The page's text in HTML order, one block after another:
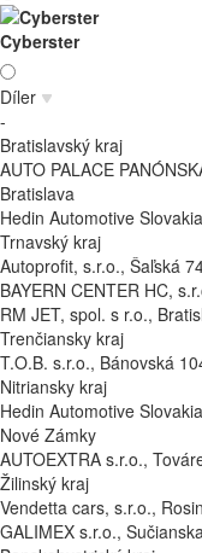
Cyberster
Díler
-
Bratislavský kraj
AUTO PALACE
Bratislava
Hedin Automotive
Trnavský kraj
Autoprofit, s.r.o., Šaľská
BAYERN CENTER HC,
RM JET, spol. s r.o.,
Trenčiansky kraj
T.O.B. s.r.o., Bánovská
Nitriansky kraj
Hedin Automotive
Nové Zámky
AUTOEXTRA s.r.o.,
Žilinský kraj
Vendetta cars, s.r.o.,
GALIMEX s.r.o.,